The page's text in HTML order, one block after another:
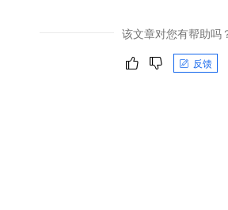
该文章对您有帮助吗
反馈